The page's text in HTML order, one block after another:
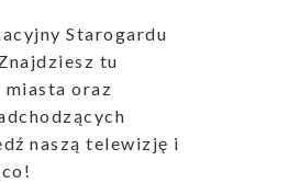
Starogardu
tu
miasta oraz
naszą telewizję i